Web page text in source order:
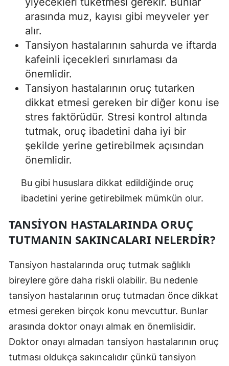
arasında muz, kayısı gibi meyveler yer
alır.
Tansiyon hastalarının sahurda ve iftarda
kafeinli içecekleri sınırlaması da
önemlidir.
Tansiyon hastalarının oruç tutarken
dikkat etmesi gereken bir diğer konu ise
stres faktörüdür. Stresi kontrol altında
tutmak, oruç ibadetini daha iyi bir
şekilde yerine getirebilmek açısından
önemlidir.
Bu gibi hususlara dikkat edildiğinde oruç
ibadetini yerine getirebilmek mümkün olur.
TANSIYON HASTALARINDA ORUÇ
TUTMANIN SAKINCALARI NELERDIR?
Tansiyon hastalarında oruç tutmak sağlıklı
bireylere göre daha riskli olabilir. Bu nedenle
tansiyon hastalarının oruç tutmadan önce dikkat
etmesi gereken birçok konu mevcuttur. Bunlar
arasında doktor onayı almak en önemlisidir.
Doktor onayı almadan tansiyon hastalarının oruç
tutması oldukça sakıncalıdır çünkü tansiyon